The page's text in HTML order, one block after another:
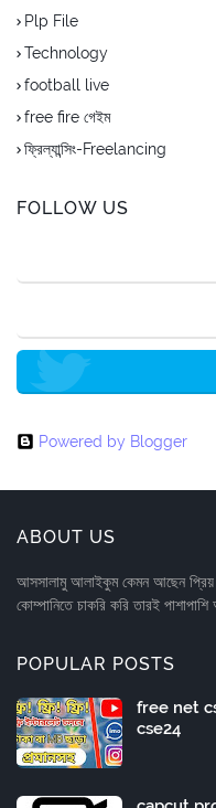
Plp File
Technology
football live
free fire গেইম
ফ্রিল্যান্সিং-Freelancing
FOLLOW US
Powered by Blogger
ABOUT US
আসসালামু আলাইকুম কেমন আছেন
কোম্পানিতে চাকরি করি তারই পাশাপাশি
POPULAR POSTS
free net
cse24